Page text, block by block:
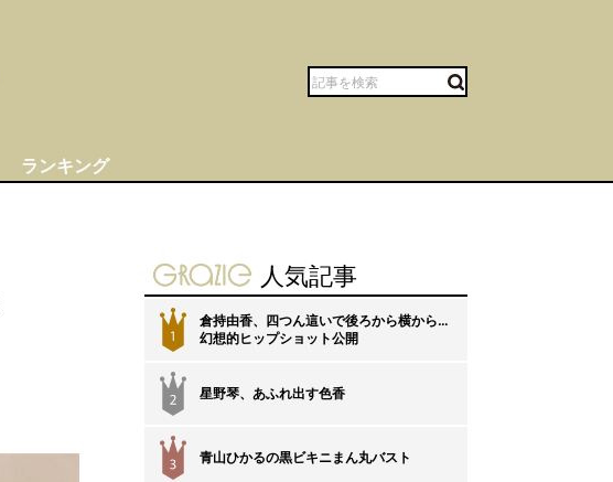
ランキング
gravure-grazie
人気記事
1
倉持由香、四つん這いで後ろから横から…
幻想的ヒップショット公開
星野琴、あふれ出す色香
青山ひかるの黒ビキニまん丸バスト